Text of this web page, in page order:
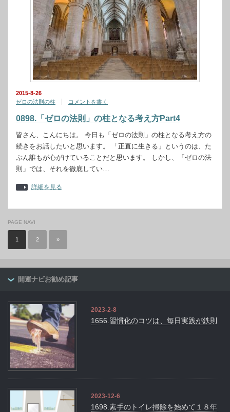
2015-8-26
ゼロの法則の柱
コメントを書く
0898.「ゼロの法則」の柱となる考え方Part4
皆さん、こんにちは。 今日も「ゼロの法則」の柱となる考え方の
続きをお話したいと思います。 「正直に生きる」というのは、た
ぶん誰もが心がけていることだと思います。 しかし、「ゼロの法
則」では、それを徹底してい…
詳細を見る
PAGE NAVI
1 2 »
開運ナビお勧め記事
2023-2-8
1656.習慣化のコツは、毎日実践が鉄則
2023-12-6
1698.素手のトイレ掃除を始めて１８年